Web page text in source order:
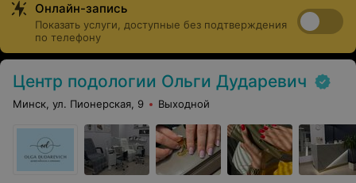
Онлайн-запись
Показать услуги, доступные без подтверждения
по телефону
Центр подологии Ольги Дударевич
Минск, ул. Пионерская, 9 Выходной